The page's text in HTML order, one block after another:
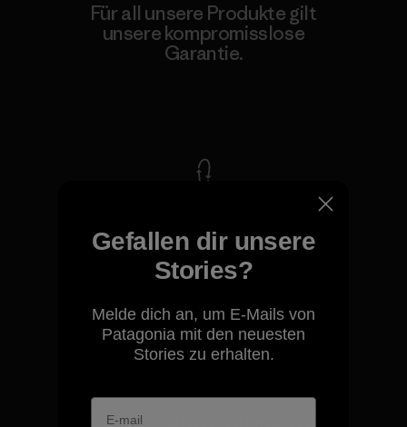
Für all unsere Produkte gilt
unsere kompromisslose
Garantie.
Verantwortung für unsere
Auswirkungen.
Unser Fußabdruck
Gefallen dir unsere
Stories?
Melde dich an, um E-Mails von
Patagonia mit den neuesten
Stories zu erhalten.